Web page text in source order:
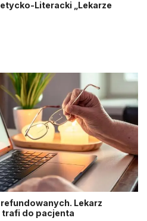
Literacki „Lekarze
Lekarz
do pacjenta